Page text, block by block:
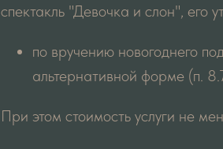
спектакль "Девочка и слон", его
по вручению новогоднего
альтернативной форме (п.
При этом стоимость услуги не